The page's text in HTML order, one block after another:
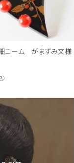
コーム がまずみ文様